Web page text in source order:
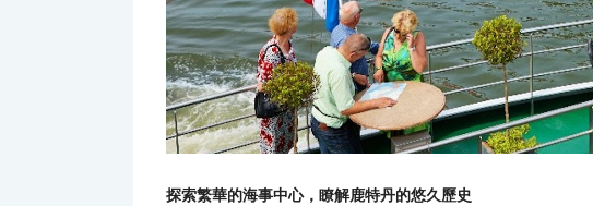
探索繁華的海事中心，瞭解鹿特丹的悠久歷史